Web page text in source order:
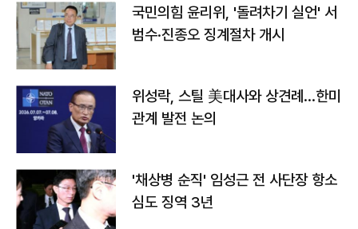
국민의힘 윤리위, '돌려차기 실언' 서
범수·진종오 징계절차 개시
위성락, 스틸 美대사와 상견례…한미
관계 발전 논의
'채상병 순직' 임성근 전 사단장 항소
심도 징역 3년